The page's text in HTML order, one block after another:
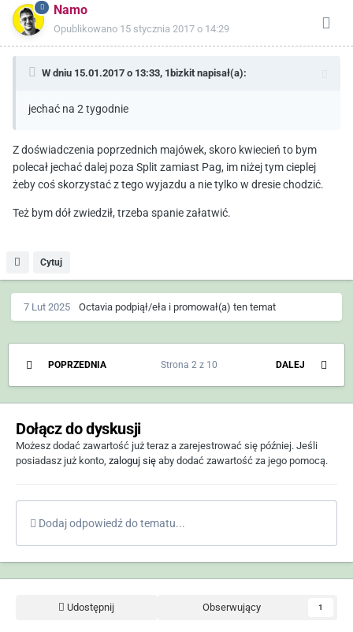
Namo
Opublikowano 15 stycznia 2017 o 14:29
W dniu 15.01.2017 o 13:33, 1bizkit napisał(a):
jechać na 2 tygodnie
Z doświadczenia poprzednich majówek, skoro kwiecień to bym
polecał jechać dalej poza Split zamiast Pag, im niżej tym cieplej
żeby coś skorzystać z tego wyjazdu a nie tylko w dresie chodzić.
Też bym dół zwiedził, trzeba spanie załatwić.
Cytuj
7 Lut 2025 Octavia podpiął/eła i promował(a) ten temat
POPRZEDNIA DALEJ
Strona 2 z 10
Dołącz do dyskusji
Możesz dodać zawartość już teraz a zarejestrować się później. Jeśli
posiadasz już konto, zaloguj się aby dodać zawartość za jego pomocą.
Dodaj odpowiedź do tematu...
Udostępnij Obserwujący 1